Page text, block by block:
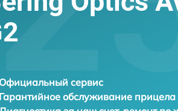
Официальный сервис
Гарантийное обслуживание прицела